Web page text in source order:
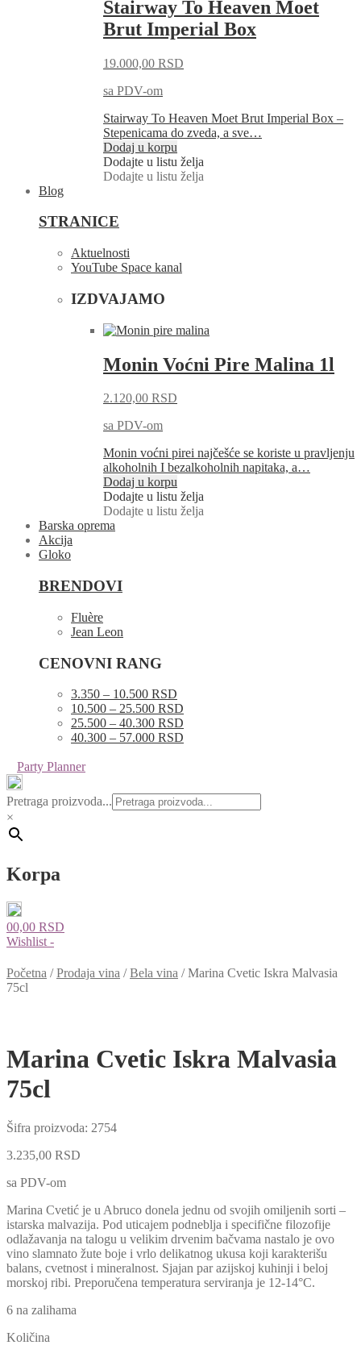
Stairway To Heaven Moet
Brut Imperial Box
19.000,00 RSD
sa PDV-om
Stairway To Heaven Moet Brut Imperial Box –
Stepenicama do zveda, a sve…
Dodaj u korpu
Dodajte u listu želja
Dodajte u listu želja
Blog
STRANICE
Aktuelnosti
YouTube Space kanal
IZDVAJAMO
Monin Voćni Pire Malina 1l
2.120,00 RSD
sa PDV-om
Monin voćni pirei najčešće se koriste u pravljenju
alkoholnih I bezalkoholnih napitaka, a…
Dodaj u korpu
Dodajte u listu želja
Dodajte u listu želja
Barska oprema
Akcija
Gloko
BRENDOVI
Fluère
Jean Leon
CENOVNI RANG
3.350 – 10.500 RSD
10.500 – 25.500 RSD
25.500 – 40.300 RSD
40.300 – 57.000 RSD
Party Planner
Pretraga proizvoda...
×
Korpa
00,00 RSD
Wishlist -
Početna /Prodaja vina /Bela vina /Marina Cvetic Iskra Malvasia
75cl
Marina Cvetic Iskra Malvasia
75cl
Šifra proizvoda: 2754
3.235,00 RSD
sa PDV-om
Marina Cvetić je u Abruco donela jednu od svojih omiljenih sorti –
istarska malvazija. Pod uticajem podneblja i specifične filozofije
odlažavanja na talogu u velikim drvenim bačvama nastalo je ovo
vino slamnato žute boje i vrlo delikatnog ukusa koji karakterišu
balans, cvetnost i mineralnost. Sjajan par azijskoj kuhinji i beloj
morskoj ribi. Preporučena temperatura serviranja je 12-14°C.
6 na zalihama
Količina